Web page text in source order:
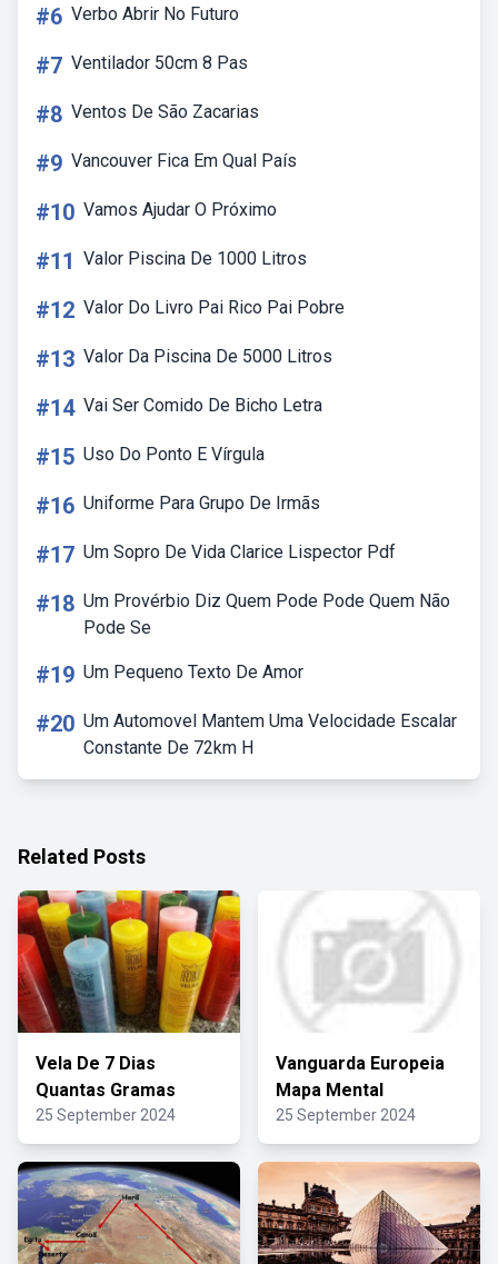
#6 Verbo Abrir No Futuro
#7 Ventilador 50cm 8 Pas
#8 Ventos De São Zacarias
#9 Vancouver Fica Em Qual País
#10 Vamos Ajudar O Próximo
#11 Valor Piscina De 1000 Litros
#12 Valor Do Livro Pai Rico Pai Pobre
#13 Valor Da Piscina De 5000 Litros
#14 Vai Ser Comido De Bicho Letra
#15 Uso Do Ponto E Vírgula
#16 Uniforme Para Grupo De Irmãs
#17 Um Sopro De Vida Clarice Lispector Pdf
#18 Um Provérbio Diz Quem Pode Pode Quem Não
Pode Se
#19 Um Pequeno Texto De Amor
#20 Um Automovel Mantem Uma Velocidade Escalar
Constante De 72km H
Related Posts
Vela De 7 Dias
Quantas Gramas
25 September 2024
Vanguarda Europeia
Mapa Mental
25 September 2024